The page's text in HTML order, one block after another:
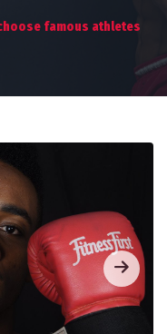
famous athletes